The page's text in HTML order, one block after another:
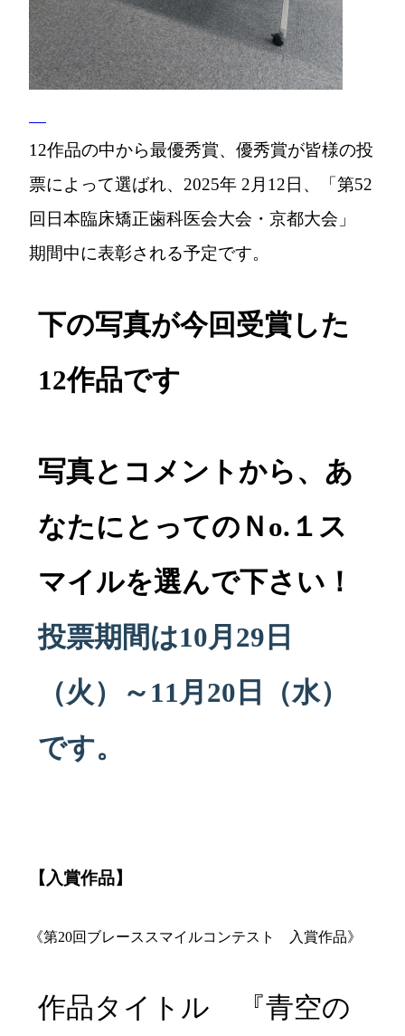
12作品の中から最優秀賞、優秀賞が皆様の投
票によって選ばれ、2025年 2月12日、「第52
回日本臨床矯正歯科医会大会・京都大会」
期間中に表彰される予定です。
下の写真が今回受賞した
12作品です
写真とコメントから、あ
なたにとってのＮo.１ス
マイルを選んで下さい！
投票期間は10月29日
（火）～11月20日（水）
です。
【入賞作品】
《第20回ブレーススマイルコンテスト 入賞作品》
作品タイトル 『青空の